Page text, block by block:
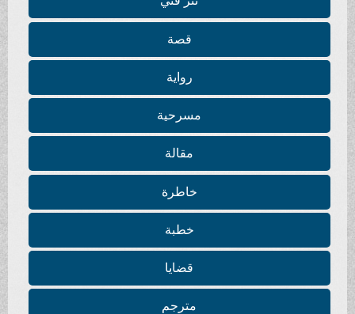
قصة
رواية
مسرحية
مقالة
خاطرة
خطبة
قضايا
مترجم